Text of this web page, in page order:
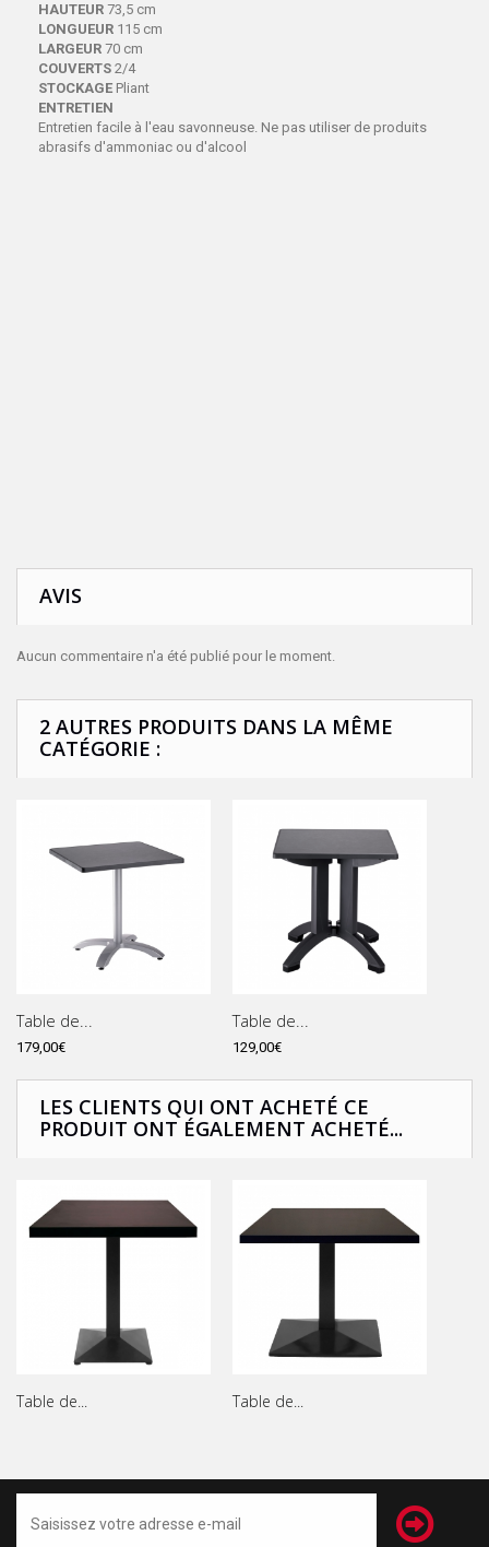
HAUTEUR 73,5 cm
LONGUEUR 115 cm
LARGEUR 70 cm
COUVERTS 2/4
STOCKAGE Pliant
ENTRETIEN
Entretien facile à l'eau savonneuse. Ne pas utiliser de produits
abrasifs d'ammoniac ou d'alcool
AVIS
Aucun commentaire n'a été publié pour le moment.
2 AUTRES PRODUITS DANS LA MÊME
CATÉGORIE :
Table de...
179,00€
Table de...
129,00€
LES CLIENTS QUI ONT ACHETÉ CE
PRODUIT ONT ÉGALEMENT ACHETÉ...
Table de... Table de...